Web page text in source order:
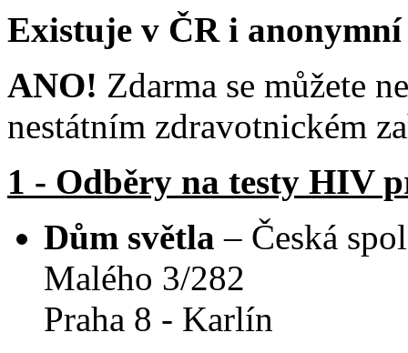
Existuje v ČR i
ANO! Zdarma se můžete
nestátním zdravotnickém
1 - Odběry na testy HIV
Dům světla – Česká
Malého 3/282
Praha 8 - Karlín